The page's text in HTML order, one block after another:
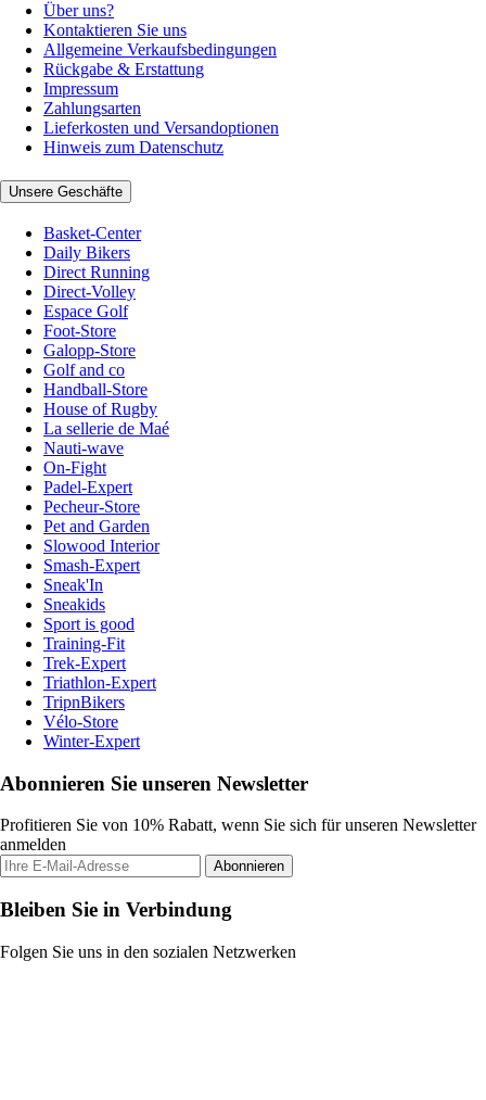
Über uns?
Kontaktieren Sie uns
Allgemeine Verkaufsbedingungen
Rückgabe & Erstattung
Impressum
Zahlungsarten
Lieferkosten und Versandoptionen
Hinweis zum Datenschutz
Unsere Geschäfte
Basket-Center
Daily Bikers
Direct Running
Direct-Volley
Espace Golf
Foot-Store
Galopp-Store
Golf and co
Handball-Store
House of Rugby
La sellerie de Maé
Nauti-wave
On-Fight
Padel-Expert
Pecheur-Store
Pet and Garden
Slowood Interior
Smash-Expert
Sneak'In
Sneakids
Sport is good
Training-Fit
Trek-Expert
Triathlon-Expert
TripnBikers
Vélo-Store
Winter-Expert
Abonnieren Sie unseren Newsletter
Profitieren Sie von 10% Rabatt, wenn Sie sich für unseren Newsletter
anmelden
Abonnieren
Bleiben Sie in Verbindung
Folgen Sie uns in den sozialen Netzwerken